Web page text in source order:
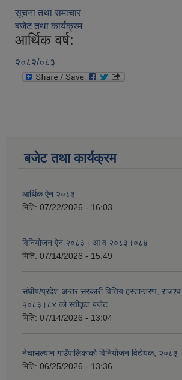
सूचना तथा समाचार
बजेट तथा कार्यक्रम
आर्थिक वर्ष:
२०८२/०८३
बजेट तथा कार्यक्रम
आर्थिक ऐन २०८३
मिति: 07/22/2026 - 16:03
विनियोजन ऐन २०८३। आ व २०८३।०८४
मिति: 07/14/2026 - 15:49
संघीय/प्रदेश अन्तर सरकारी वित्तिय हस्तान्तरण,
२०८३।८४ को स्वीकृत बजेट
मिति: 07/14/2026 - 13:04
नेचासल्यान गाउँपालिकाको विनियोजन विद्येयक, २०८३
मिति: 06/25/2026 - 13:36